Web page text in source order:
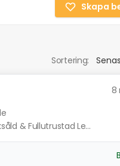
Skapa
Sortering:
8
& Fullutrustad Le...